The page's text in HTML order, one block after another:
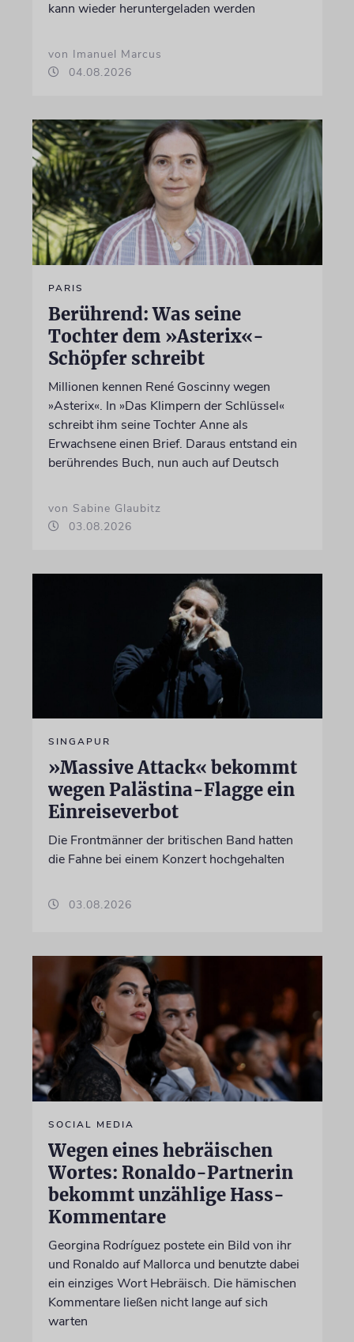
kann wieder heruntergeladen werden
von Imanuel Marcus
04.08.2026
PARIS
Berührend: Was seine
Tochter dem »Asterix«-
Schöpfer schreibt
Millionen kennen René Goscinny wegen
»Asterix«. In »Das Klimpern der Schlüssel«
schreibt ihm seine Tochter Anne als
Erwachsene einen Brief. Daraus entstand ein
berührendes Buch, nun auch auf Deutsch
von Sabine Glaubitz
03.08.2026
SINGAPUR
»Massive Attack« bekommt
wegen Palästina-Flagge ein
Einreiseverbot
Die Frontmänner der britischen Band hatten
die Fahne bei einem Konzert hochgehalten
03.08.2026
SOCIAL MEDIA
Wegen eines hebräischen
Wortes: Ronaldo-Partnerin
bekommt unzählige Hass-
Kommentare
Georgina Rodríguez postete ein Bild von ihr
und Ronaldo auf Mallorca und benutzte dabei
ein einziges Wort Hebräisch. Die hämischen
Kommentare ließen nicht lange auf sich
warten